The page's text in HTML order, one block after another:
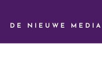
DE NIEUWE MEDIA